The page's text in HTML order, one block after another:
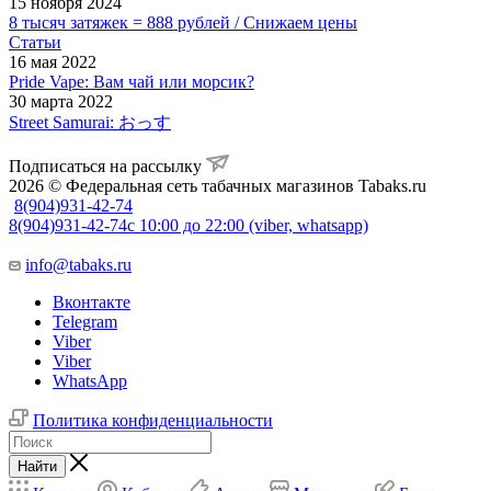
8 тысяч затяжек = 888 рублей / Снижаем цены
Статьи
16 мая 2022
Pride Vape: Вам чай или морсик?
30 марта 2022
Street Samurai: おっす
Подписаться на рассылку
2026 © Федеральная сеть табачных магазинов Tabaks.ru
8(904)931-42-74
8(904)931-42-74с 10:00 до 22:00 (viber, whatsapp)
info@tabaks.ru
Вконтакте
Telegram
Viber
Viber
WhatsApp
Политика конфиденциальности
Найти